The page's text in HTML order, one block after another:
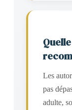
Les
pas
adulte,